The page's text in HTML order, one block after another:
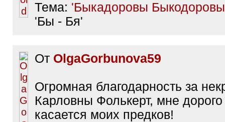
Тема: 'Быкадоровы
'Бы - Бя'
От OlgaGorbunova59
Огромная благодарность за
Карловны Фолькерт, мне дорого
касается моих предков!